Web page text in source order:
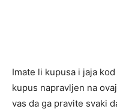
Imate li kupusa i jaja
kupus napravljen na
vas da ga pravite svaki